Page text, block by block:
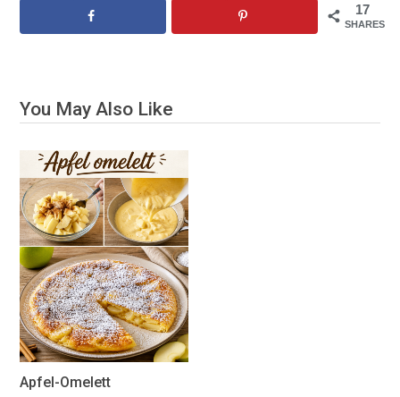
17
SHARES
You May Also Like
Apfel-Omelett